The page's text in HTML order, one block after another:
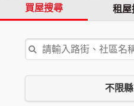
買屋搜尋 租屋
不限